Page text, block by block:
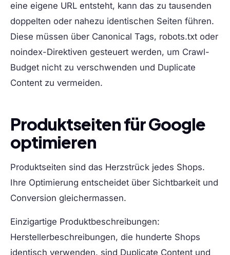
eine eigene URL entsteht, kann das zu tausenden
doppelten oder nahezu identischen Seiten führen.
Diese müssen über Canonical Tags, robots.txt oder
noindex-Direktiven gesteuert werden, um Crawl-
Budget nicht zu verschwenden und Duplicate
Content zu vermeiden.
Produktseiten für Google
optimieren
Produktseiten sind das Herzstrück jedes Shops.
Ihre Optimierung entscheidet über Sichtbarkeit und
Conversion gleichermassen.
Einzigartige Produktbeschreibungen:
Herstellerbeschreibungen, die hunderte Shops
identisch verwenden, sind Duplicate Content und